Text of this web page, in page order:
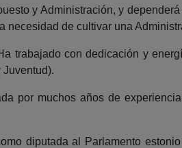
y Administración, y
de cultivar una
trabajado con dedicación y
por muchos años de
diputada al Parlamento